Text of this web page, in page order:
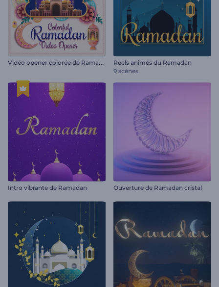
V
idéo opener colorée de Ramadan
Reels animés du Ramadan
9 scènes
Intro vibrante de Ramadan Ouverture de Ramadan cristal